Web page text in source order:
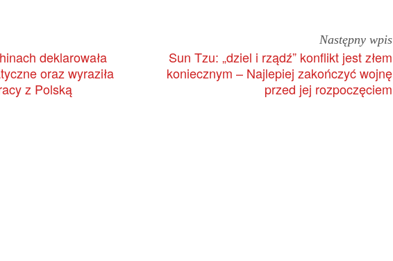
deklarowała
oraz wyraziła
z Polską
Następny wpis
Sun Tzu: „dziel i rządź” konflikt jest złem
koniecznym – Najlepiej zakończyć wojnę
przed jej rozpoczęciem